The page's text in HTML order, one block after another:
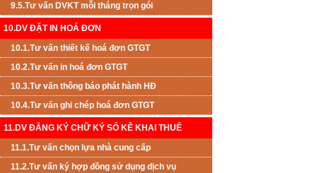
9.5.Tư vấn DVKT mỗi tháng trọn gói
10.DV ĐẶT IN HOÁ ĐƠN
10.1.Tư vấn thiết kế hoá đơn GTGT
10.2.Tư vấn in hoá đơn GTGT
10.3.Tư vấn thông báo phát hành HĐ
10.4.Tư vấn ghi chép hoá đơn GTGT
11.DV ĐĂNG KÝ CHỮ KÝ SỐ KÊ KHAI THUẾ
11.1.Tư vấn chọn lựa nhà cung cấp
11.2.Tư vấn ký hợp đồng sử dụng dịch vụ